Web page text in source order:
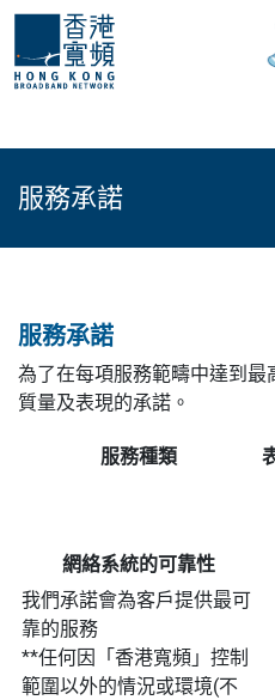
服務承諾
服務承諾
為了在每項服務範疇中達到
質量及表現的承諾。
服務種類
網絡系統的可靠性
我們承諾會為客戶提供最可
靠的服務
**任何因「香港寬頻」控制
範圍以外的情況或環境(不